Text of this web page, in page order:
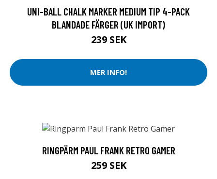
UNI-BALL CHALK MARKER MEDIUM TIP 4-PACK
BLANDADE FÄRGER (UK IMPORT)
239 SEK
MER INFO!
RINGPÄRM PAUL FRANK RETRO GAMER
259 SEK